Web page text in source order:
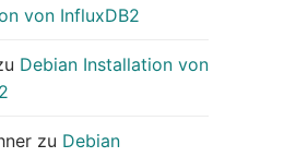
von InfluxDB2
Debian Installation von
zu Debian